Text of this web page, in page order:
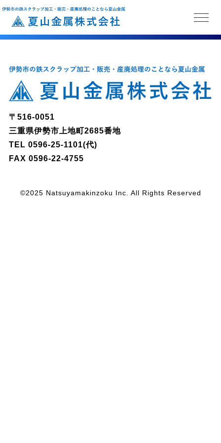
〒516-0051
三重県伊勢市上地町2685番地
TEL 0596-25-1101(代)
FAX 0596-22-4755
©2025 Natsuyamakinzoku Inc. All Rights Reserved